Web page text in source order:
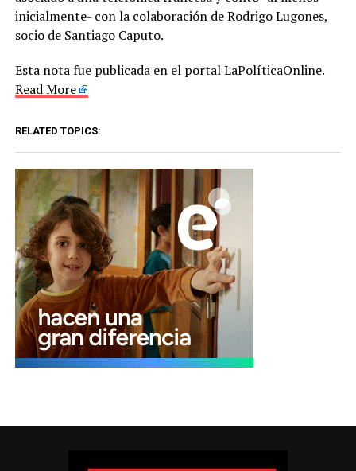
inicialmente- con la colaboración de Rodrigo Lugones,
socio de Santiago Caputo.
Esta nota fue publicada en el portal LaPolíticaOnline.
Read More
RELATED TOPICS: